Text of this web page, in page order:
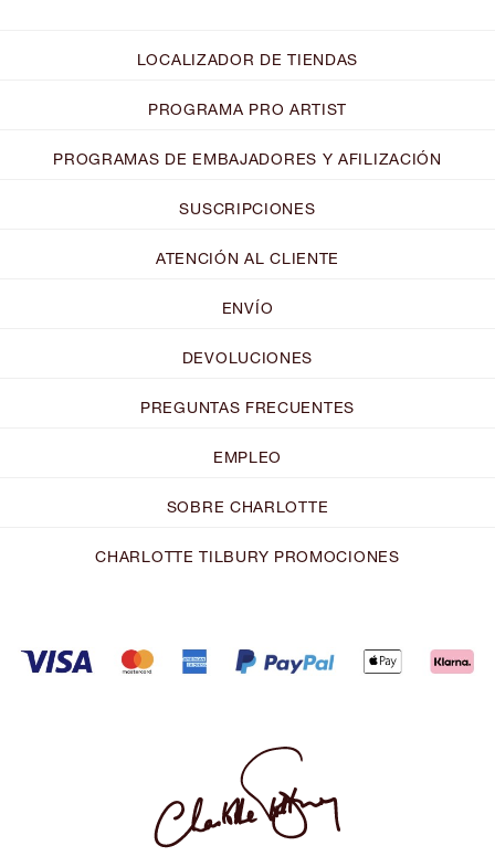
LOCALIZADOR DE TIENDAS
PROGRAMA PRO ARTIST
PROGRAMAS DE EMBAJADORES Y AFILIZACIÓN
SUSCRIPCIONES
ATENCIÓN AL CLIENTE
ENVÍO
DEVOLUCIONES
PREGUNTAS FRECUENTES
EMPLEO
SOBRE CHARLOTTE
CHARLOTTE TILBURY PROMOCIONES